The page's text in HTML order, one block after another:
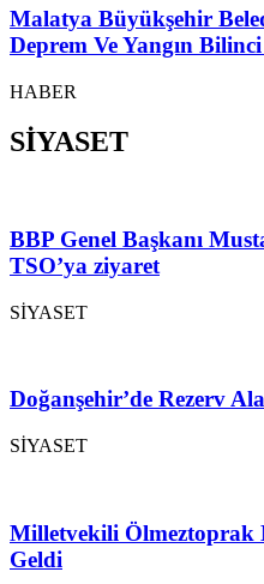
Malatya Büyükşehir
Deprem Ve Yangın
HABER
SİYASET
BBP Genel Başkanı
TSO’ya ziyaret
SİYASET
Doğanşehir’de Rezerv
SİYASET
Milletvekili
Geldi